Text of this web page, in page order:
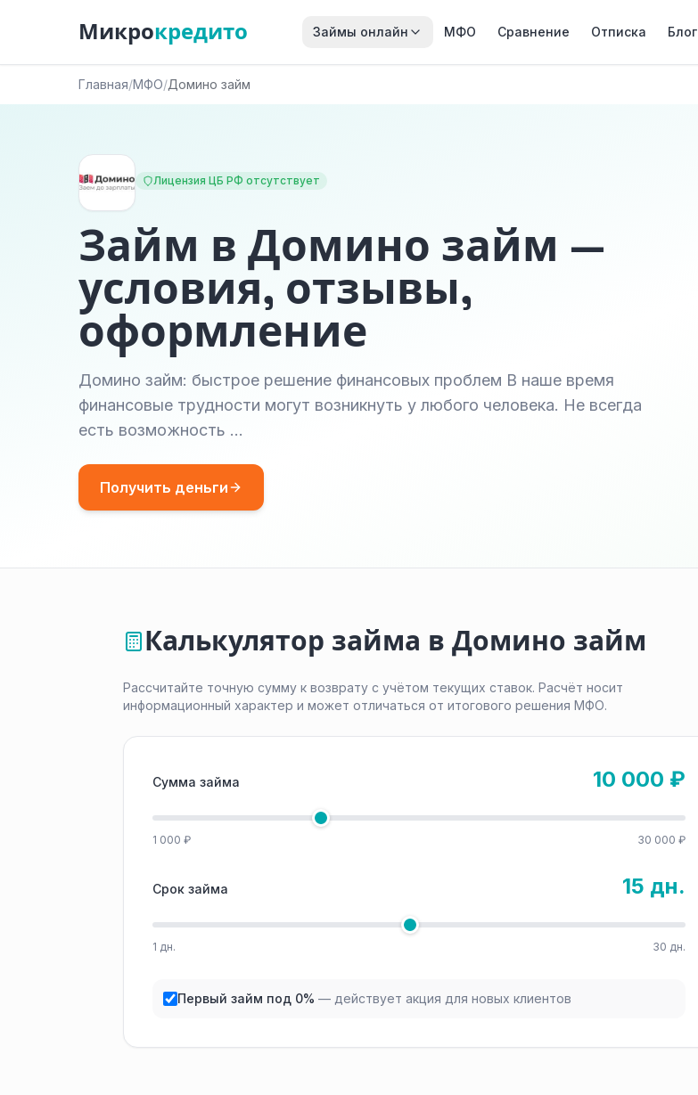
Микрокредито Займы онлайн МФО Сравнение Отписка Блог
Главная/МФО/Домино займ
Лицензия ЦБ РФ отсутствует
Займ в Домино займ —
условия, отзывы,
оформление
Домино займ: быстрое решение финансовых проблем В наше время
финансовые трудности могут возникнуть у любого человека. Не всегда
есть возможность …
Получить деньги
Калькулятор займа в Домино займ
Рассчитайте точную сумму к возврату с учётом текущих ставок. Расчёт носит
информационный характер и может отличаться от итогового решения МФО.
Сумма займа 10 000 ₽
1 000 ₽ 30 000 ₽
Срок займа 15 дн.
1 дн. 30 дн.
Первый займ под 0% — действует акция для новых клиентов